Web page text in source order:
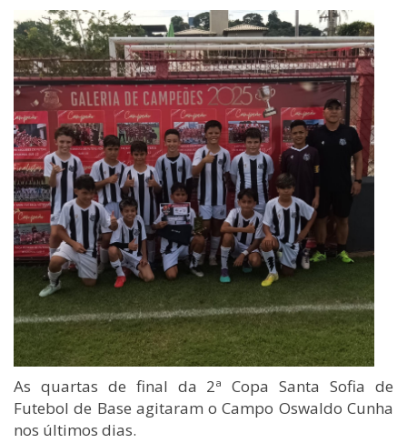
As quartas de final da 2ª Copa Santa Sofia de
Futebol de Base agitaram o Campo Oswaldo Cunha
nos últimos dias.